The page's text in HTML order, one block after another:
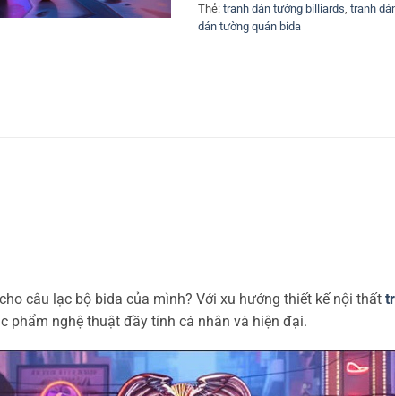
Thẻ: tranh dán tường billiards tranh
dán tường quán bida
câu lạc bộ bida của mình? Với xu hướng thiết kế nội thất
phẩm nghệ thuật đầy tính cá nhân và hiện đại.